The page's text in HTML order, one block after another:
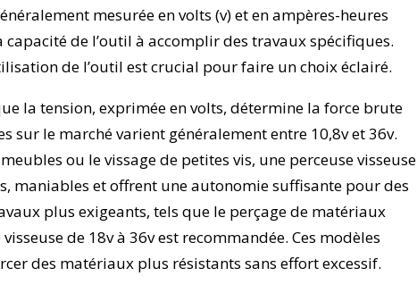
mesurée en volts (v) et en ampères-heures
de l’outil à accomplir des travaux spécifiques.
de l’outil est crucial pour faire un choix éclairé.
la tension, exprimée en volts, détermine la force brute
sur le marché varient généralement entre 10,8v et 36v.
ou le vissage de petites vis, une perceuse visseuse
maniables et offrent une autonomie suffisante pour des
plus exigeants, tels que le perçage de matériaux
de 18v à 36v est recommandée. Ces modèles
des matériaux plus résistants sans effort excessif.